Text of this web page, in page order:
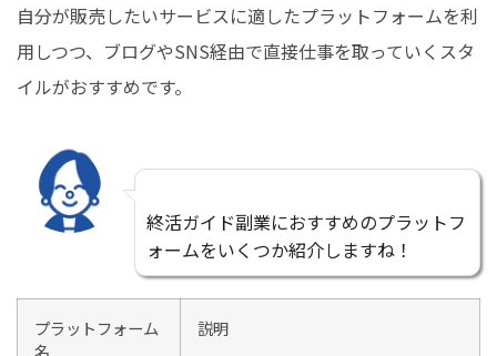
自分が販売したいサービスに適したプラットフォームを利
用しつつ、ブログやSNS経由で直接仕事を取っていくスタ
イルがおすすめです。
終活ガイド副業におすすめのプラットフ
ォームをいくつか紹介しますね！
プラットフォーム
名
説明